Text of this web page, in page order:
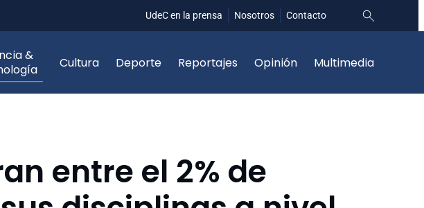
UdeC en la prensa Nosotros Contacto
&
Cultura Deporte Reportajes Opinión Multimedia
entre el 2% de